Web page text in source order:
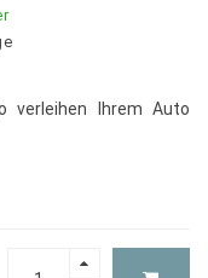
verleihen Ihrem Auto